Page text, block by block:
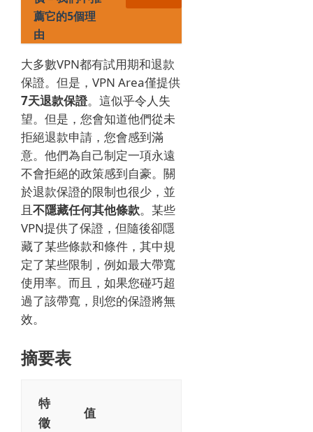
薦它的5個理
由
大多數VPN都有試用期和退款
保證。 但是，VPN Area僅提供
7天退款保證。 這似乎令人失
望。 但是，您會知道他們從未
拒絕退款申請，您會感到滿
意。 他們為自己制定一項永遠
不會拒絕的政策感到自豪。 關
於退款保證的限制也很少，並
且不隱藏任何其他條款。 某些
VPN提供了保證，但隨後卻隱
藏了某些條款和條件，其中規
定了某些限制，例如最大帶寬
使用率。 而且，如果您碰巧超
過了該帶寬，則您的保證將無
效。
摘要表
特
徵
值